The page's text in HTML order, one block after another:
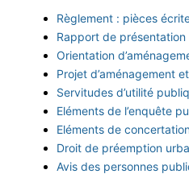
Règlement : pièces
Rapport de présentation
Orientation
Projet d’aménagement
Servitudes d’utilité
Eléments de l’enquête
Eléments de
Droit de préemption
Avis des personnes